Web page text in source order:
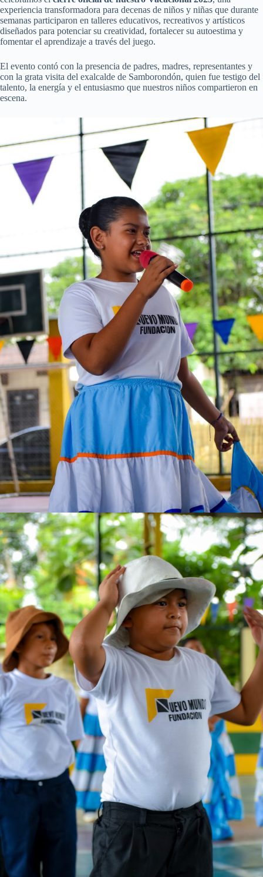
experiencia transformadora para decenas de niños y niñas que durante
semanas participaron en talleres educativos, recreativos y artísticos
diseñados para potenciar su creatividad, fortalecer su autoestima y
fomentar el aprendizaje a través del juego.
El evento contó con la presencia de padres, madres, representantes y
con la grata visita del exalcalde de Samborondón, quien fue testigo del
talento, la energía y el entusiasmo que nuestros niños compartieron en
escena.